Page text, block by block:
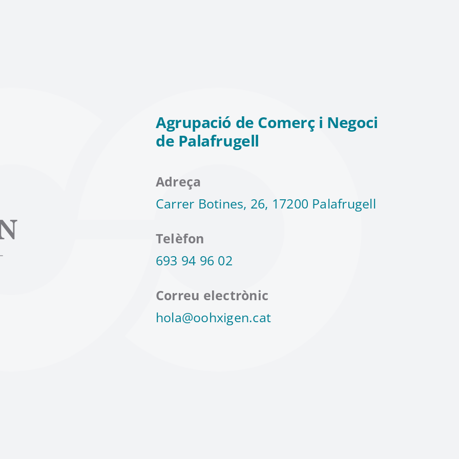
Agrupació de Comerç i Negoci
de Palafrugell
Adreça
Carrer Botines, 26, 17200 Palafrugell
Telèfon
693 94 96 02
Correu electrònic
hola@oohxigen.cat